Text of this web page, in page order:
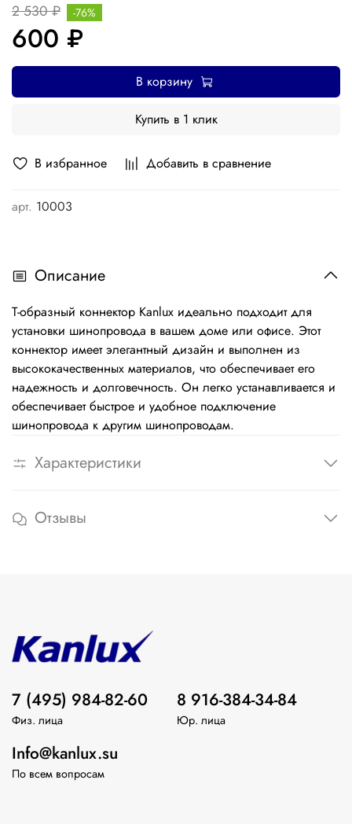
В избранное Добавить в сравнение
арт. 10003
2 530 ₽
600 ₽
-76%
В корзину
Купить в 1 клик
Описание
T-образный коннектор Kanlux идеально подходит для
установки шинопровода в вашем доме или офисе. Этот
коннектор имеет элегантный дизайн и выполнен из
высококачественных материалов, что обеспечивает его
надежность и долговечность. Он легко устанавливается и
обеспечивает быстрое и удобное подключение
шинопровода к другим шинопроводам.
Характеристики
Отзывы
7 (495) 984-82-60
Физ. лица
8 916-384-34-84
Юр. лица
Info@kanlux.su
По всем вопросам